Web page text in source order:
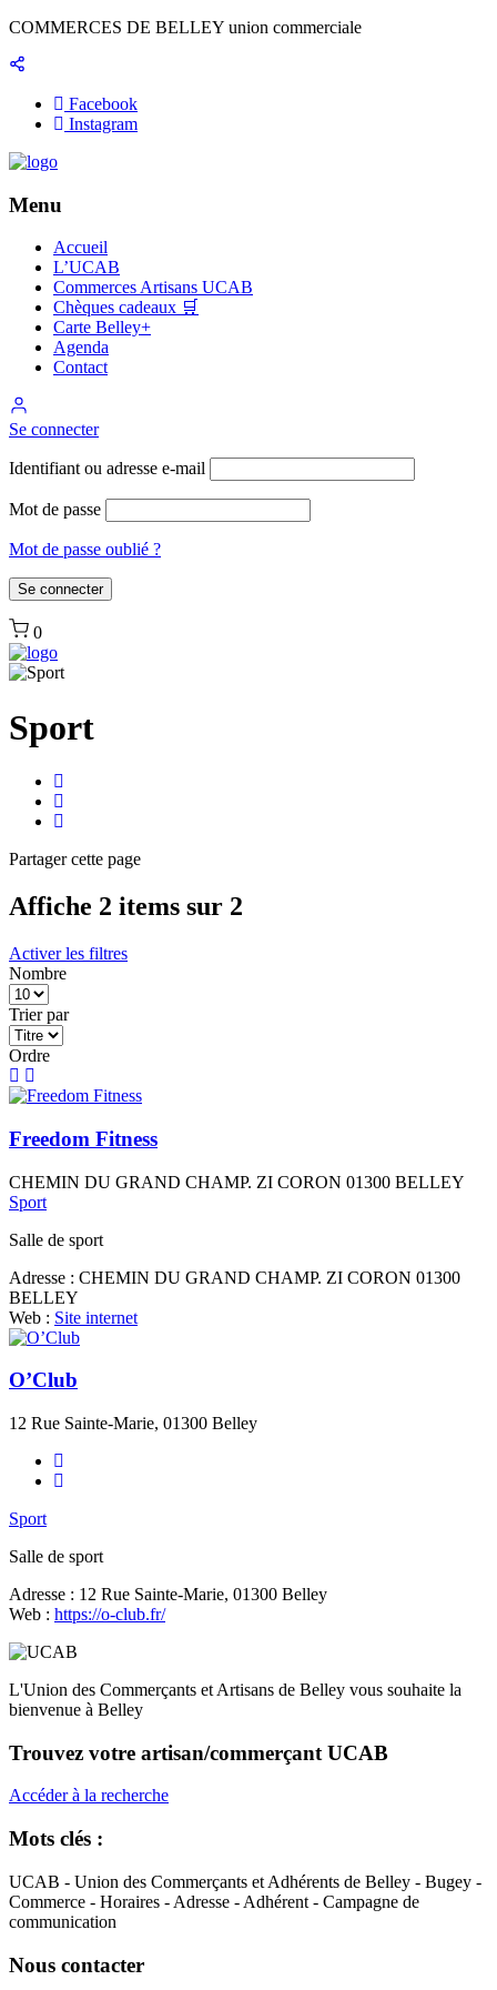
COMMERCES DE BELLEY union commerciale
Facebook
Instagram
Menu
Accueil
L’UCAB
Commerces Artisans UCAB
Chèques cadeaux 🛒
Carte Belley+
Agenda
Contact
Se connecter
Identifiant ou adresse e-mail
Mot de passe
Mot de passe oublié ?
0
Sport
Partager cette page
Affiche 2 items sur 2
Activer les filtres
Nombre
Trier par
Ordre
Freedom Fitness
CHEMIN DU GRAND CHAMP. ZI CORON 01300 BELLEY
Sport
Salle de sport
Adresse : CHEMIN DU GRAND CHAMP. ZI CORON 01300
BELLEY
Web : Site internet
O’Club
12 Rue Sainte-Marie, 01300 Belley
Sport
Salle de sport
Adresse : 12 Rue Sainte-Marie, 01300 Belley
Web : https://o-club.fr/
L'Union des Commerçants et Artisans de Belley vous souhaite la
bienvenue à Belley
Trouvez votre artisan/commerçant UCAB
Accéder à la recherche
Mots clés :
UCAB - Union des Commerçants et Adhérents de Belley - Bugey -
Commerce - Horaires - Adresse - Adhérent - Campagne de
communication
Nous contacter